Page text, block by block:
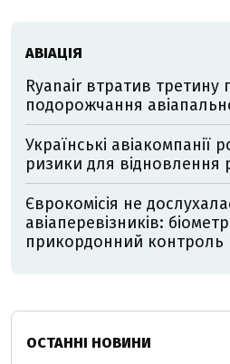
АВІАЦІЯ
Ryanair втратив третину
подорожчання
Українські авіакомпанії
ризики для відновлення
Єврокомісія не
авіаперевізників:
прикордонний контроль
ОСТАННІ НОВИНИ